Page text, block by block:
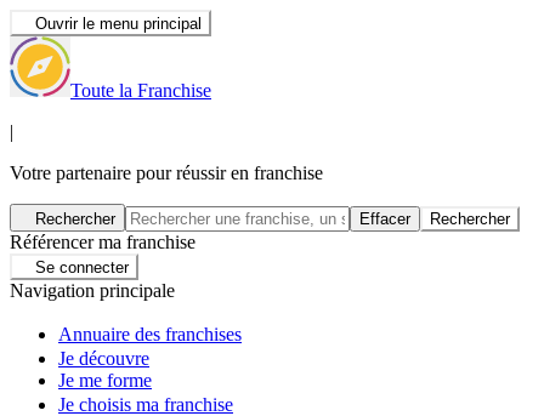
Ouvrir le menu principal
Toute la Franchise
|
Votre partenaire pour réussir en franchise
Rechercher Effacer Rechercher
Référencer ma franchise
Se connecter
Navigation principale
Annuaire des franchises
Je découvre
Je me forme
Je choisis ma franchise